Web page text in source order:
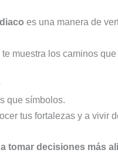
es una manera de
muestra los caminos
que símbolos.
tus fortalezas y a vivir
tomar decisiones más